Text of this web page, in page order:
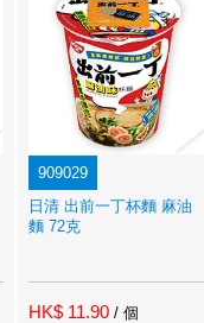
909029
日清 出前一丁杯麵 麻油
麵 72克
HK$ 11.90 / 個